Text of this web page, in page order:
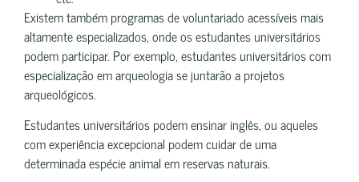
Existem também programas de voluntariado acessíveis mais
altamente especializados, onde os estudantes universitários
podem participar. Por exemplo, estudantes universitários com
especialização em arqueologia se juntarão a projetos
arqueológicos.
Estudantes universitários podem ensinar inglês, ou aqueles
com experiência excepcional podem cuidar de uma
determinada espécie animal em reservas naturais.